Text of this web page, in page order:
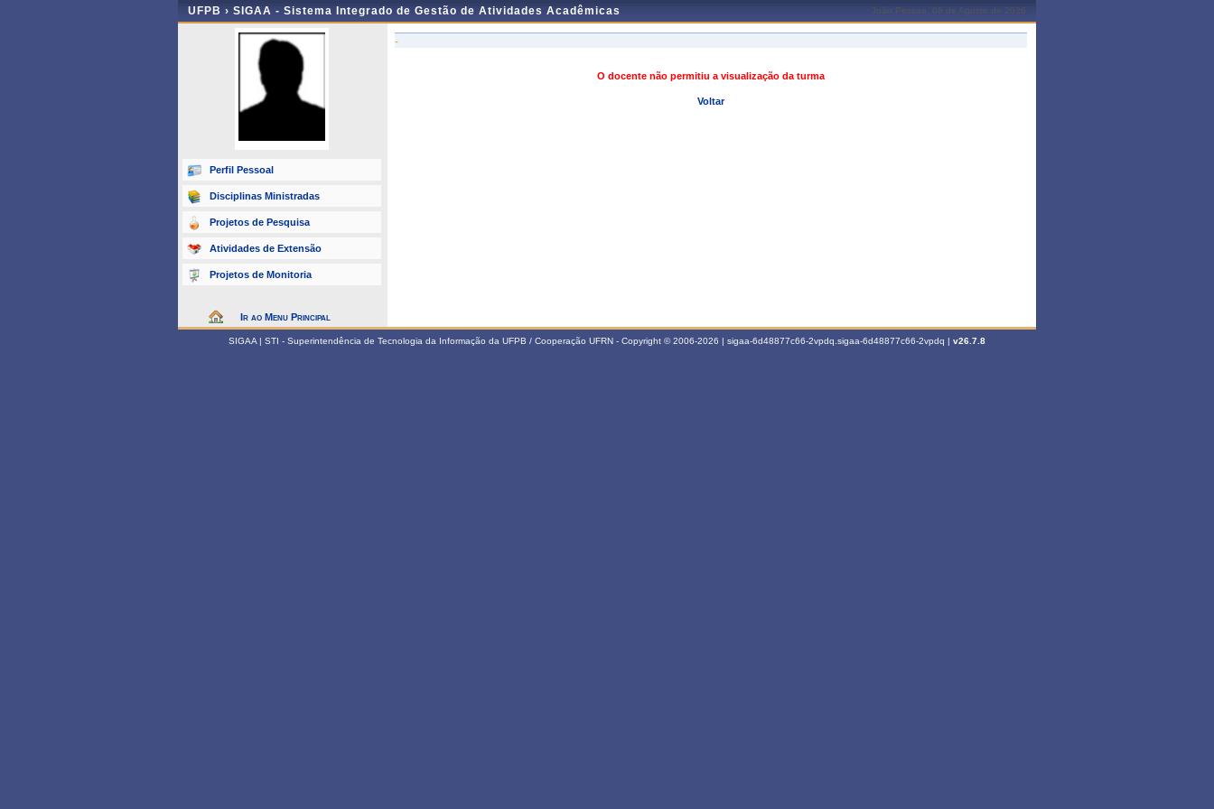
UFPB › SIGAA - Sistema Integrado de Gestão de Atividades Acadêmicas João Pessoa, 08 de Agosto de 2026
Perfil Pessoal
Disciplinas Ministradas
Projetos de Pesquisa
Atividades de Extensão
Projetos de Monitoria
Ir ao Menu Principal
-
O docente não permitiu a visualização da turma
Voltar
SIGAA | STI - Superintendência de Tecnologia da Informação da UFPB / Cooperação UFRN - Copyright © 2006-2026 | sigaa-6d48877c66-2vpdq.sigaa-6d48877c66-2vpdq | v26.7.8